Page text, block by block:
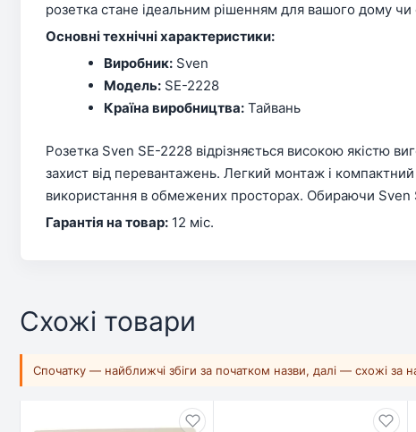
розетка стане ідеальним рішенням для вашого дому чи
Основні технічні характеристики:
Виробник: Sven
Модель: SE-2228
Країна виробництва: Тайвань
Розетка Sven SE-2228 відрізняється високою якістю
захист від перевантажень. Легкий монтаж і
використання в обмежених просторах. Обираючи Sven
Гарантія на товар: 12 міс.
Схожі товари
Спочатку — найближчі збіги за початком назви, далі — схожі за